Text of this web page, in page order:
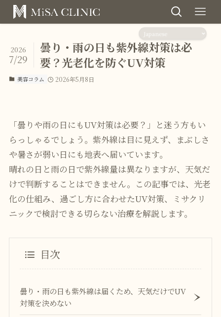
曇り・雨の日も紫外線対策は必
要？光老化を防ぐUV対策
2026
7/29
美容コラム 2026年5月8日
「曇りや雨の日にもUV対策は必要？」と迷う方もい
らっしゃるでしょう。紫外線は目に見えず、まぶしさ
や暑さが弱い日にも地表へ届いています。
晴れの日と雨の日で紫外線量は異なりますが、天気だ
けで判断することはできません。この記事では、光老
化の仕組み、過ごし方に合わせたUV対策、ミサクリ
ニックで検討できる切らない治療を解説します。
目次
曇り・雨の日も紫外線は届くため、天気だけでUV
対策を決めない